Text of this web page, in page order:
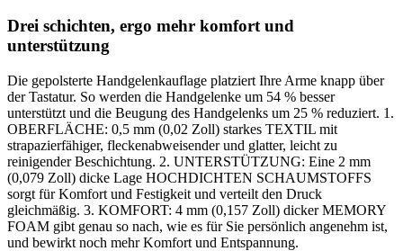
Drei schichten, ergo mehr komfort und
unterstützung
Die gepolsterte Handgelenkauflage platziert Ihre Arme knapp über
der Tastatur. So werden die Handgelenke um 54 % besser
unterstützt und die Beugung des Handgelenks um 25 % reduziert. 1.
OBERFLÄCHE: 0,5 mm (0,02 Zoll) starkes TEXTIL mit
strapazierfähiger, fleckenabweisender und glatter, leicht zu
reinigender Beschichtung. 2. UNTERSTÜTZUNG: Eine 2 mm
(0,079 Zoll) dicke Lage HOCHDICHTEN SCHAUMSTOFFS
sorgt für Komfort und Festigkeit und verteilt den Druck
gleichmäßig. 3. KOMFORT: 4 mm (0,157 Zoll) dicker MEMORY
FOAM gibt genau so nach, wie es für Sie persönlich angenehm ist,
und bewirkt noch mehr Komfort und Entspannung.